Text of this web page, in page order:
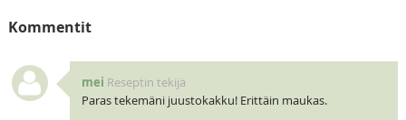
Kommentit
mei Reseptin tekijä
Paras tekemäni juustokakku! Erittäin maukas.